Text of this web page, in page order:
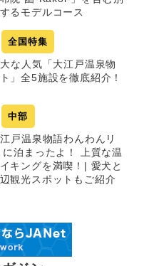
るモデルコース
全国特集
な人気「大江戸温泉物
」全5施設を徹底紹介！
中部
戸温泉物語わんわんリ
泊まったよ！ 上質な温
キングを満喫！| 愛犬と
観光スポットもご紹介